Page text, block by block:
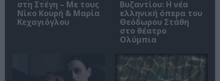
στη Στέγη – Με τους
Νίκο Κουρή & Μαρία
Κεχαγιόγλου
Βυζαντίου: Η νέα
ελληνική όπερα του
Θεόδωρου Στάθη
στο θέατρο
Ολύμπια